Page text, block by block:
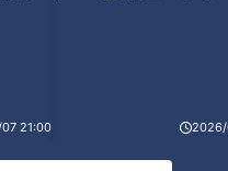
21:00 2026/